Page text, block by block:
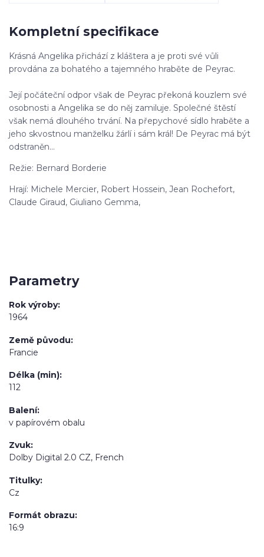
Kompletní specifikace
Krásná Angelika přichází z kláštera a je proti své vůli
provdána za bohatého a tajemného hraběte de Peyrac.
Její počáteční odpor však de Peyrac překoná kouzlem své
osobnosti a Angelika se do něj zamiluje. Společné štěstí
však nemá dlouhého trvání. Na přepychové sídlo hraběte a
jeho skvostnou manželku žárlí i sám král! De Peyrac má být
odstraněn...
Režie: Bernard Borderie
Hrají: Michele Mercier, Robert Hossein, Jean Rochefort,
Claude Giraud, Giuliano Gemma,
Parametry
Rok výroby
1964
Země původu
Francie
Délka (min)
112
Balení
v papírovém obalu
Zvuk
Dolby Digital 2.0 CZ, French
Titulky
Cz
Formát obrazu
16:9